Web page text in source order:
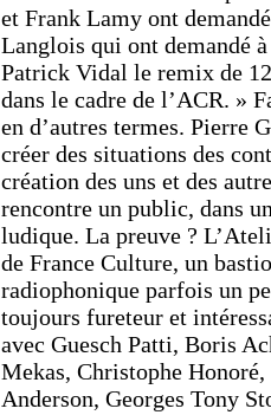
et Frank Lamy ont
Langlois qui ont demandé
Patrick Vidal le remix de
dans le cadre de l’ACR. »
en d’autres termes. Pierre
créer des situations des
création des uns et des
rencontre un public, dans
ludique. La preuve ?
de France Culture, un
radiophonique parfois un
toujours fureteur et
avec Guesch Patti, Boris
Mekas, Christophe
Anderson, Georges Tony